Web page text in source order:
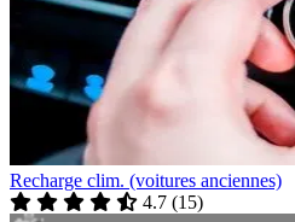
Recharge clim. (voitures anciennes)
4.7 (15)